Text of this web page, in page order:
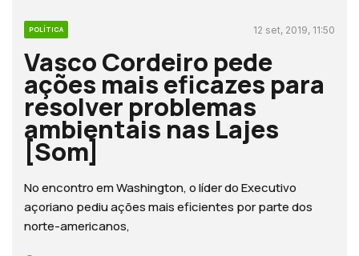
POLÍTICA 12 set, 2019, 11:50
Vasco Cordeiro pede
ações mais eficazes para
resolver problemas
ambientais nas Lajes
[Som]
No encontro em Washington, o líder do Executivo
açoriano pediu ações mais eficientes por parte dos
norte-americanos,